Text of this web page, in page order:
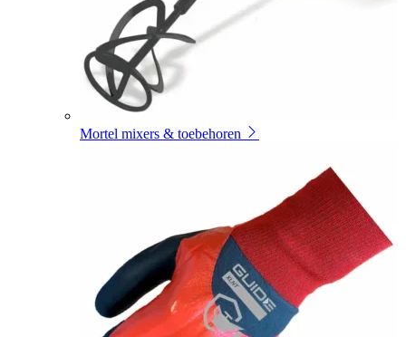
Mortel mixers & toebehoren